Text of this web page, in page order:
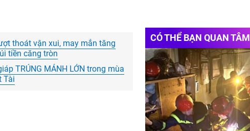
thoát vận xui, may mắn tăng
tiền căng tròn
TRÚNG MÁNH LỚN trong mùa
Tài
CÓ THỂ BẠN QUAN TÂM